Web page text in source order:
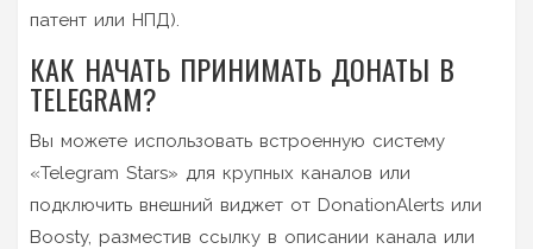
патент или НПД).
КАК НАЧАТЬ ПРИНИМАТЬ ДОНАТЫ В
TELEGRAM?
Вы можете использовать встроенную систему
«Telegram Stars» для крупных каналов или
подключить внешний виджет от DonationAlerts или
Boosty, разместив ссылку в описании канала или